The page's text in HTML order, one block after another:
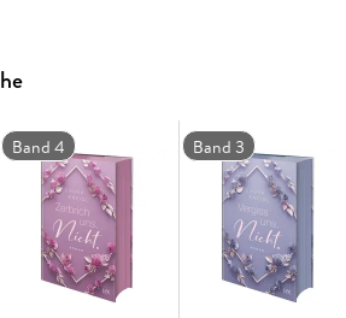
Nichts außer dem eisernen Willen,
was zu Hause geschehen ist, zu
schwer, wenn einen die
Schritt begleiten und die Angst
hereinbricht. So auch, als Sage
antritt und dort auf Luca trifft.
Augen und seinen Tätowierungen
Sage sich fürchtet. Doch Luca ist
ersten Blick zu sein scheint. Und als
Band 4 Band 3